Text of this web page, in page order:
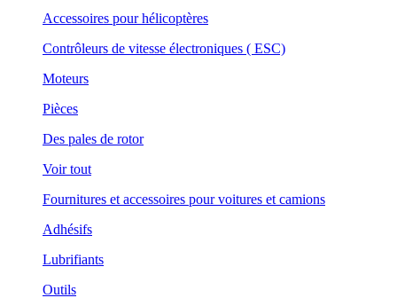
Accessoires pour hélicoptères
Contrôleurs de vitesse électroniques ( ESC)
Moteurs
Pièces
Des pales de rotor
Voir tout
Fournitures et accessoires pour voitures et camions
Adhésifs
Lubrifiants
Outils